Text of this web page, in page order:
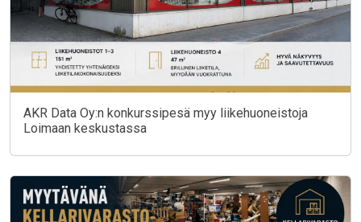
AKR Data Oy:n konkurssipesä myy liikehuoneistoja
Loimaan keskustassa